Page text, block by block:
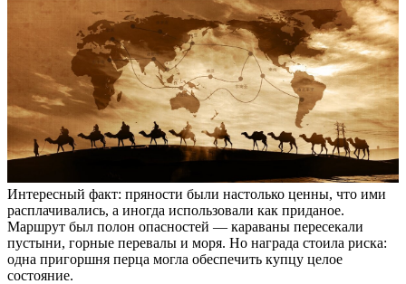
Интересный факт: пряности были настолько ценны, что ими
расплачивались, а иногда использовали как приданое.
Маршрут был полон опасностей — караваны пересекали
пустыни, горные перевалы и моря. Но награда стоила риска:
одна пригоршня перца могла обеспечить купцу целое
состояние.